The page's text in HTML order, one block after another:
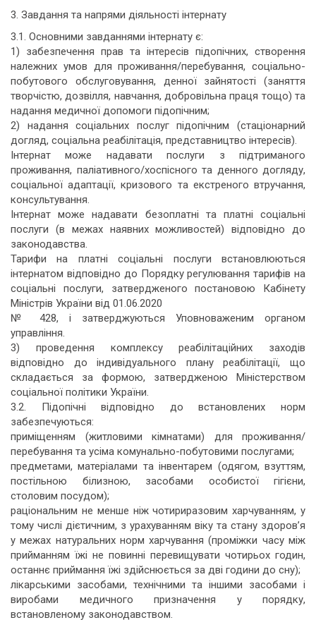
3. Завдання та напрями діяльності інтернату
3.1. Основними завданнями інтернату є:
1) забезпечення прав та інтересів підопічних, створення
належних умов для проживання/перебування, соціально-
побутового обслуговування, денної зайнятості (заняття
творчістю, дозвілля, навчання, добровільна праця тощо) та
надання медичної допомоги підопічним;
2) надання соціальних послуг підопічним (стаціонарний
догляд, соціальна реабілітація, представництво інтересів).
Інтернат може надавати послуги з підтриманого
проживання, паліативного/хоспісного та денного догляду,
соціальної адаптації, кризового та екстреного втручання,
консультування.
Інтернат може надавати безоплатні та платні соціальні
послуги (в межах наявних можливостей) відповідно до
законодавства.
Тарифи на платні соціальні послуги встановлюються
інтернатом відповідно до Порядку регулювання тарифів на
соціальні послуги, затвердженого постановою Кабінету
Міністрів України від 01.06.2020
№ 428, і затверджуються Уповноваженим органом
управління.
3) проведення комплексу реабілітаційних заходів
відповідно до індивідуального плану реабілітації, що
складається за формою, затвердженою Міністерством
соціальної політики України.
3.2. Підопічні відповідно до встановлених норм
забезпечуються:
приміщенням (житловими кімнатами) для проживання/
перебування та усіма комунально-побутовими послугами;
предметами, матеріалами та інвентарем (одягом, взуттям,
постільною білизною, засобами особистої гігієни,
столовим посудом);
раціональним не менше ніж чотириразовим харчуванням, у
тому числі дієтичним, з урахуванням віку та стану здоров’я
у межах натуральних норм харчування (проміжки часу між
прийманням їжі не повинні перевищувати чотирьох годин,
останнє приймання їжі здійснюється за дві години до сну);
лікарськими засобами, технічними та іншими засобами і
виробами медичного призначення у порядку,
встановленому законодавством.